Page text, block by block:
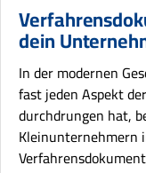
dein
In der modernen
fast jeden Aspekt
durchdrungen hat,
Kleinunternehmern